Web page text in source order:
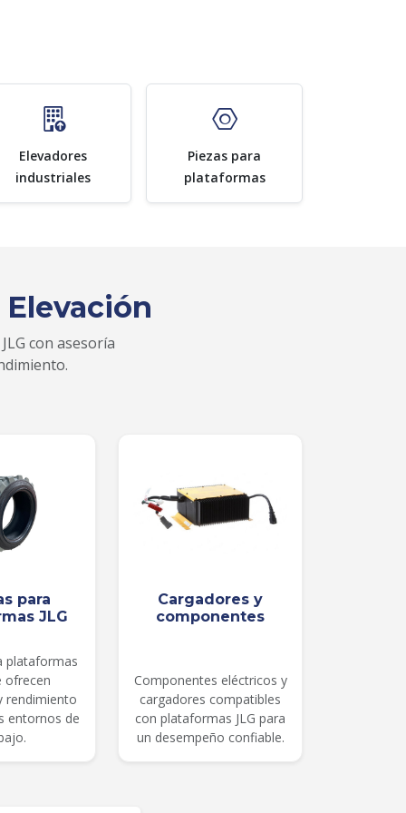
Elevadores
industriales
Piezas para
plataformas
con asesoría
para
JLG
plataformas
ofrecen
rendimiento
entornos de
Cargadores y
componentes
Componentes eléctricos y
cargadores compatibles
con plataformas JLG para
un desempeño confiable.